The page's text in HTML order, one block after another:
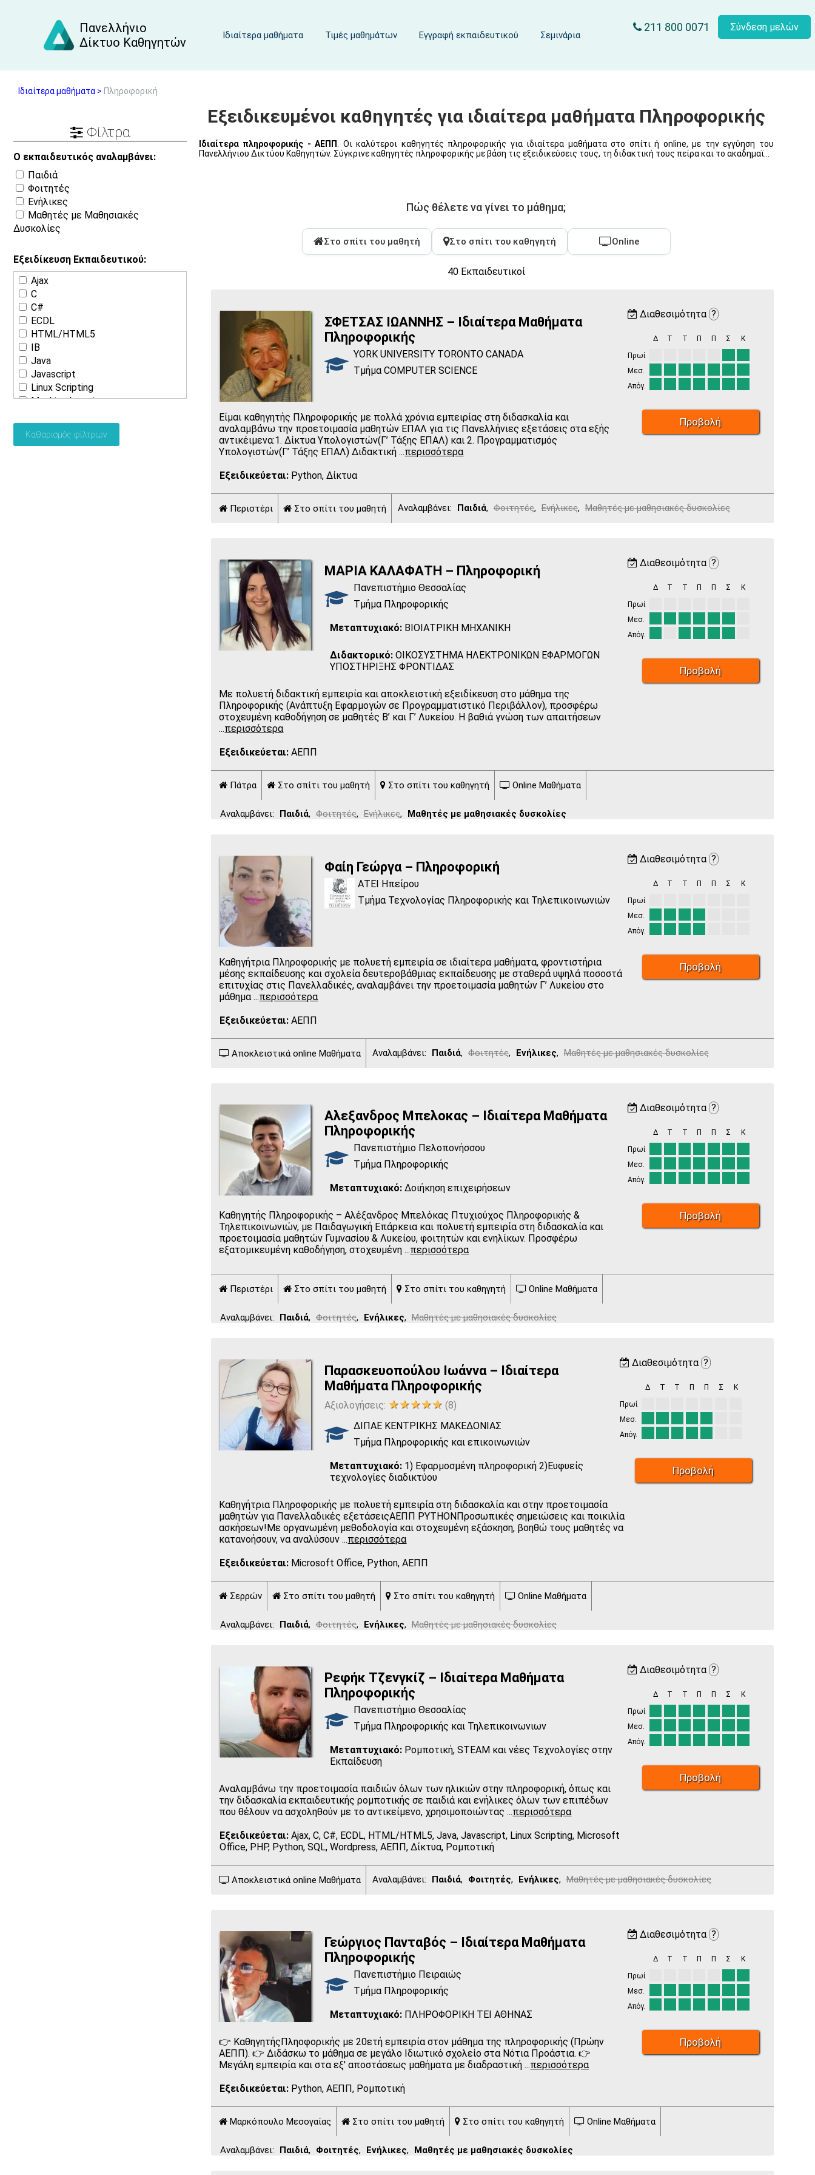
Πανελλήνιο
Δίκτυο Καθηγητών
Ιδιαίτερα μαθήματα Τιμές μαθημάτων Εγγραφή εκπαιδευτικού Σεμινάρια
211 800 0071 Σύνδεση μελών
Ιδιαίτερα μαθήματα > Πληροφορική
Φίλτρα
Ο εκπαιδευτικός αναλαμβάνει:
Παιδιά
Φοιτητές
Ενήλικες
Μαθητές με Μαθησιακές
Δυσκολίες
Εξειδίκευση Εκπαιδευτικού:
Ajax
C
C#
ECDL
HTML/HTML5
IB
Java
Javascript
Linux Scripting
Machine Learning
PHP
Καθαρισμός φίλτρων
Εξειδικευμένοι καθηγητές για ιδιαίτερα μαθήματα Πληροφορικής
Ιδιαίτερα πληροφορικής - ΑΕΠΠ
. Οι καλύτεροι καθηγητές πληροφορικής για ιδιαίτερα μαθήματα στο σπίτι ή online, με την εγγύηση του
Πανελλήνιου Δικτύου Καθηγητών. Σύγκρινε καθηγητές πληροφορικής με βάση τις εξειδικεύσεις τους, τη διδακτική τους πείρα και το ακαδημαϊκό
Πώς θέλετε να γίνει το μάθημα;
Στο σπίτι του μαθητή Στο σπίτι του καθηγητή Online
40 Εκπαιδευτικοί
ΣΦΕΤΣΑΣ ΙΩΑΝΝΗΣ – Ιδιαίτερα Μαθήματα
Πληροφορικής
YORK UNIVERSITY TORONTO CANADA
Τμήμα COMPUTER SCIENCE
Είμαι καθηγητής Πληροφορικής με πολλά χρόνια εμπειρίας στη διδασκαλία και
αναλαμβάνω την προετοιμασία μαθητών ΕΠΑΛ για τις Πανελλήνιες εξετάσεις στα εξής
αντικέιμενα:1. Δίκτυα Υπολογιστών(Γ’ Τάξης ΕΠΑΛ) και 2. Προγραμματισμός
Υπολογιστών(Γ’ Τάξης ΕΠΑΛ) Διδακτική ...περισσότερα
Εξειδικεύεται: Python, Δίκτυα
Διαθεσιμότητα ?
Πρωί
Μεσ.
Απόγ.
Δ Τ Τ Π Π Σ Κ
Προβολή
Περιστέρι Στο σπίτι του μαθητή Αναλαμβάνει: Παιδιά, Φοιτητές, Ενήλικες, Μαθητές με μαθησιακές δυσκολίες
ΜΑΡΙΑ ΚΑΛΑΦΑΤΗ – Πληροφορική
Πανεπιστήμιο Θεσσαλίας
Τμήμα Πληροφορικής
Μεταπτυχιακό: ΒΙΟΙΑΤΡΙΚΗ ΜΗΧΑΝΙΚΗ
Διδακτορικό: ΟΙΚΟΣΥΣΤΗΜΑ ΗΛΕΚΤΡΟΝΙΚΩΝ ΕΦΑΡΜΟΓΩΝ
ΥΠΟΣΤΗΡΙΞΗΣ ΦΡΟΝΤΙΔΑΣ
Με πολυετή διδακτική εμπειρία και αποκλειστική εξειδίκευση στο μάθημα της
Πληροφορικής (Ανάπτυξη Εφαρμογών σε Προγραμματιστικό Περιβάλλον), προσφέρω
στοχευμένη καθοδήγηση σε μαθητές Β’ και Γ’ Λυκείου. Η βαθιά γνώση των απαιτήσεων
...περισσότερα
Εξειδικεύεται: ΑΕΠΠ
Διαθεσιμότητα ?
Πρωί
Μεσ.
Απόγ.
Δ Τ Τ Π Π Σ Κ
Προβολή
Πάτρα Στο σπίτι του μαθητή Στο σπίτι του καθηγητή Online Μαθήματα
Αναλαμβάνει: Παιδιά, Φοιτητές, Ενήλικες, Μαθητές με μαθησιακές δυσκολίες
Φαίη Γεώργα – Πληροφορική
ΑΤΕΙ Ηπείρου
Τμήμα Τεχνολογίας Πληροφορικής και Τηλεπικοινωνιών
Καθηγήτρια Πληροφορικής με πολυετή εμπειρία σε ιδιαίτερα μαθήματα, φροντιστήρια
μέσης εκπαίδευσης και σχολεία δευτεροβάθμιας εκπαίδευσης με σταθερά υψηλά ποσοστά
επιτυχίας στις Πανελλαδικές, αναλαμβάνει την προετοιμασία μαθητών Γ’ Λυκείου στο
μάθημα ...περισσότερα
Εξειδικεύεται: ΑΕΠΠ
Διαθεσιμότητα ?
Πρωί
Μεσ.
Απόγ.
Δ Τ Τ Π Π Σ Κ
Προβολή
Αποκλειστικά online Μαθήματα Αναλαμβάνει: Παιδιά, Φοιτητές, Ενήλικες, Μαθητές με μαθησιακές δυσκολίες
Αλεξανδρος Μπελοκας – Ιδιαίτερα Μαθήματα
Πληροφορικής
Πανεπιστήμιο Πελοπονήσσου
Τμήμα Πληροφορικής
Μεταπτυχιακό: Δοιήκηση επιχειρήσεων
Καθηγητής Πληροφορικής – Αλέξανδρος Μπελόκας Πτυχιούχος Πληροφορικής &
Τηλεπικοινωνιών, με Παιδαγωγική Επάρκεια και πολυετή εμπειρία στη διδασκαλία και
προετοιμασία μαθητών Γυμνασίου & Λυκείου, φοιτητών και ενηλίκων. Προσφέρω
εξατομικευμένη καθοδήγηση, στοχευμένη ...περισσότερα
Διαθεσιμότητα ?
Πρωί
Μεσ.
Απόγ.
Δ Τ Τ Π Π Σ Κ
Προβολή
Περιστέρι Στο σπίτι του μαθητή Στο σπίτι του καθηγητή Online Μαθήματα
Αναλαμβάνει: Παιδιά, Φοιτητές, Ενήλικες, Μαθητές με μαθησιακές δυσκολίες
Παρασκευοπούλου Ιωάννα – Ιδιαίτερα
Μαθήματα Πληροφορικής
Αξιολογήσεις: ★★★★★ (8)
ΔΙΠΑΕ ΚΕΝΤΡΙΚΗΣ ΜΑΚΕΔΟΝΙΑΣ
Τμήμα Πληροφορικής και επικοινωνιών
Μεταπτυχιακό: 1) Εφαρμοσμένη πληροφορική 2)Ευφυείς
τεχνολογίες διαδικτύου
Καθηγήτρια Πληροφορικής με πολυετή εμπειρία στη διδασκαλία και στην προετοιμασία
μαθητών για Πανελλαδικές εξετάσειςΑΕΠΠ PYTHONΠροσωπικές σημειώσεις και ποικιλία
ασκήσεων!Με οργανωμένη μεθοδολογία και στοχευμένη εξάσκηση, βοηθώ τους μαθητές να
κατανοήσουν, να αναλύσουν ...περισσότερα
Εξειδικεύεται: Microsoft Office, Python, ΑΕΠΠ
Διαθεσιμότητα ?
Πρωί
Μεσ.
Απόγ.
Δ Τ Τ Π Π Σ Κ
Προβολή
Σερρών Στο σπίτι του μαθητή Στο σπίτι του καθηγητή Online Μαθήματα
Αναλαμβάνει: Παιδιά, Φοιτητές, Ενήλικες, Μαθητές με μαθησιακές δυσκολίες
Ρεφήκ Τζενγκίζ – Ιδιαίτερα Μαθήματα
Πληροφορικής
Πανεπιστήμιο Θεσσαλίας
Τμήμα Πληροφορικής και Τηλεπικοινωνιων
Μεταπτυχιακό: Ρομποτική, STEAM και νέες Τεχνολογίες στην
Εκπαίδευση
Αναλαμβάνω την προετοιμασία παιδιών όλων των ηλικιών στην πληροφορική, όπως και
την διδασκαλία εκπαιδευτικής ρομποτικής σε παιδιά και ενήλικες όλων των επιπέδων
που θέλουν να ασχοληθούν με το αντικείμενο, χρησιμοποιώντας ...περισσότερα
Εξειδικεύεται: Ajax, C, C#, ECDL, HTML/HTML5, Java, Javascript, Linux Scripting, Microsoft
Office, PHP, Python, SQL, Wordpress, ΑΕΠΠ, Δίκτυα, Ρομποτική
Διαθεσιμότητα ?
Πρωί
Μεσ.
Απόγ.
Δ Τ Τ Π Π Σ Κ
Προβολή
Αποκλειστικά online Μαθήματα Αναλαμβάνει: Παιδιά, Φοιτητές, Ενήλικες, Μαθητές με μαθησιακές δυσκολίες
Γεώργιος Πανταβός – Ιδιαίτερα Μαθήματα
Πληροφορικής
Πανεπιστήμιο Πειραιώς
Τμήμα Πληροφορικής
Μεταπτυχιακό: ΠΛΗΡΟΦΟΡΙΚΗ ΤΕΙ ΑΘΗΝΑΣ
👉 ΚαθηγητήςΠληοφορικής με 20ετή εμπειρία στον μάθημα της πληροφορικής (Πρώην
ΑΕΠΠ). 👉 Διδάσκω το μάθημα σε μεγάλο Ιδιωτικό σχολείο στα Νότια Προάστια. 👉
Μεγάλη εμπειρία και στα εξ' αποστάσεως μαθήματα με διαδραστική ...περισσότερα
Εξειδικεύεται: Python, ΑΕΠΠ, Ρομποτική
Διαθεσιμότητα ?
Πρωί
Μεσ.
Απόγ.
Δ Τ Τ Π Π Σ Κ
Προβολή
Μαρκόπουλο Μεσογαίας Στο σπίτι του μαθητή Στο σπίτι του καθηγητή Online Μαθήματα
Αναλαμβάνει: Παιδιά, Φοιτητές, Ενήλικες, Μαθητές με μαθησιακές δυσκολίες